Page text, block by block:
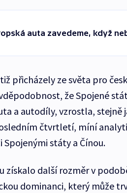
auta zavedeme, když
přicházely ze světa pro
že Spojené
a autodíly, vzrostla,
čtvrtletí, míní
Spojenými státy a Čínou.
získalo další rozměr v
dominanci, který může